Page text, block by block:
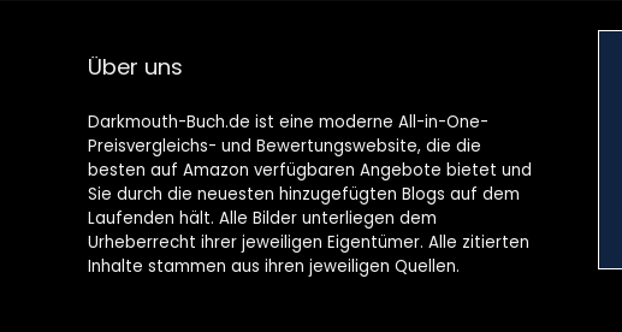
Über uns
Darkmouth-Buch.de ist eine moderne All-in-One-
Preisvergleichs- und Bewertungswebsite, die die
besten auf Amazon verfügbaren Angebote bietet und
Sie durch die neuesten hinzugefügten Blogs auf dem
Laufenden hält. Alle Bilder unterliegen dem
Urheberrecht ihrer jeweiligen Eigentümer. Alle zitierten
Inhalte stammen aus ihren jeweiligen Quellen.